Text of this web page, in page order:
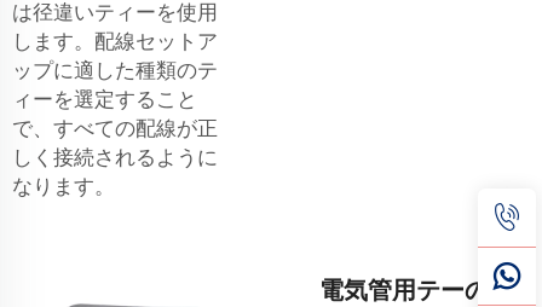
は径違いティーを使用
します。配線セットア
ップに適した種類のテ
ィーを選定すること
で、すべての配線が正
しく接続されるように
なります。
電気管用テーの一